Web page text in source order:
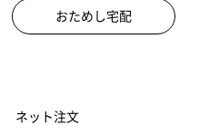
おためし宅配
ネット注文